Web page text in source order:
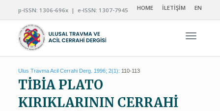
p-ISSN: 1306-696x | e-ISSN: 1307-7945 HOME İLETİŞİM EN
Ulus Travma Acil Cerrahi Derg. 1996; 2(1): 110-113
TİBİA PLATO
KIRIKLARININ CERRAHİ